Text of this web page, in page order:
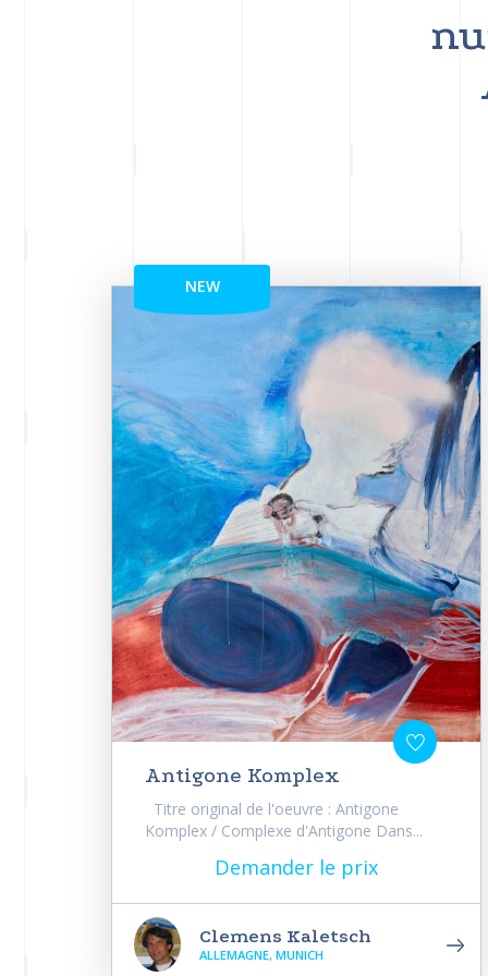
NEW
Antigone Komplex
Titre original de l'oeuvre : Antigone
Komplex / Complexe d'Antigone Dans...
Demander le prix
Clemens Kaletsch
ALLEMAGNE, MUNICH